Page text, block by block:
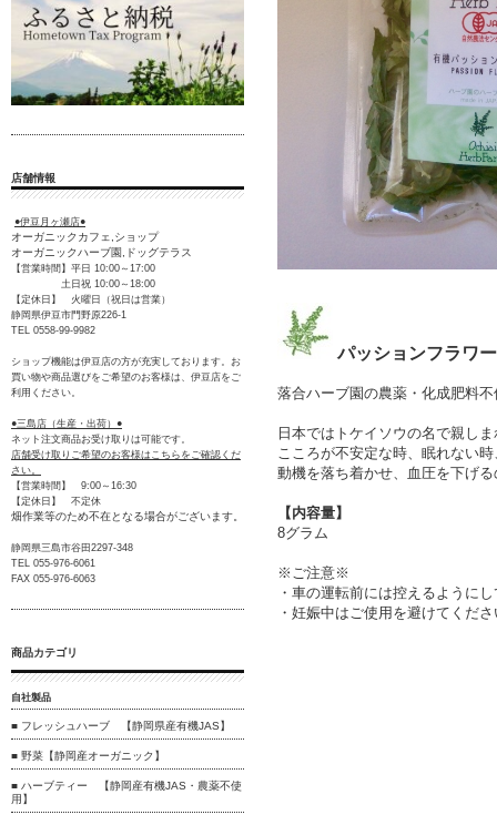
パッションフラワー
落合ハーブ園の農薬・化成肥料
日本ではトケイソウの名で親し
こころが不安定な時、眠れない
動機を落ち着かせ、血圧を下げ
【内容量】
8グラム
※ご注意※
・車の運転前には控えるように
・妊娠中はご使用を避けてくだ
店舗情報
●伊豆月ヶ瀬店●
オーガニックカフェ,ショップ
オーガニックハーブ園,ドッグテラス
【営業時間】平日 10:00～17:00
土日祝 10:00～18:00
【定休日】 火曜日（祝日は営業）
静岡県伊豆市門野原226-1
TEL 0558-99-9982
ショップ機能は伊豆店の方が充実しております。お
買い物や商品選びをご希望のお客様は、伊豆店をご
利用ください。
●三島店（生産・出荷）●
ネット注文商品お受け取りは可能です。
店舗受け取りご希望のお客様はこちらをご確認くだ
さい。
【営業時間】 9:00～16:30
【定休日】 不定休
畑作業等のため不在となる場合がございます。
静岡県三島市谷田2297-348
TEL 055-976-6061
FAX 055-976-6063
商品カテゴリ
自社製品
■ フレッシュハーブ 【静岡県産有機JAS】
■ 野菜【静岡産オーガニック】
■ ハーブティー 【静岡産有機JAS・農薬不使
用】